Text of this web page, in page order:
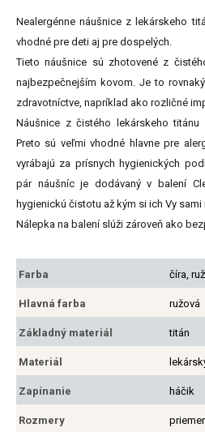
Nealergénne náušnice z lekárskeho
vhodné pre deti aj pre dospelých.
Tieto náušnice sú zhotovené z
najbezpečnejším kovom. Je to
zdravotníctve, napríklad ako rozličné
Náušnice z čistého lekárskeho titánu
Preto sú veľmi vhodné hlavne pre
vyrábajú za prísnych hygienických
pár náušníc je dodávaný v balení
hygienickú čistotu až kým si ich Vy sami
Nálepka na balení slúži zároveň ako
Farba číra,
Hlavná farba ružová
Základný materiál titán
Materiál
Zapínanie háčik
Rozmery